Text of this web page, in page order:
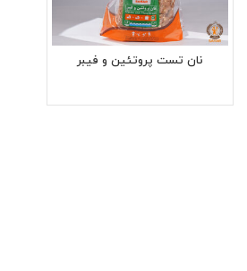
نان تست پروتئین و فیبر